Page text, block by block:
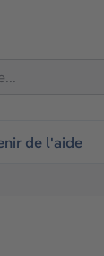
de l'aide